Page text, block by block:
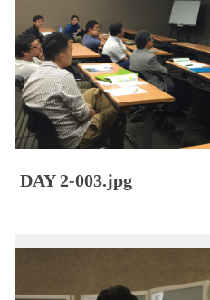
DAY 2-003.jpg